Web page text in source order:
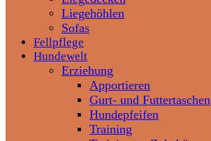
Liegehöhlen
Sofas
Fellpflege
Hundewelt
Erziehung
Apportieren
Gurt- und Futtertaschen
Hundepfeifen
Training